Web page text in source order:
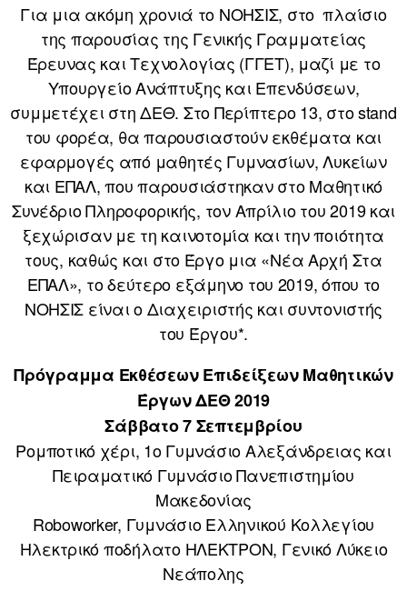
Για μια ακόμη χρονιά το ΝΟΗΣΙΣ, στο πλαίσιο
της παρουσίας της Γενικής Γραμματείας
Έρευνας και Τεχνολογίας (ΓΓΕΤ), μαζί με το
Υπουργείο Ανάπτυξης και Επενδύσεων,
συμμετέχει στη ΔΕΘ. Στο Περίπτερο 13, στο stand
του φορέα, θα παρουσιαστούν εκθέματα και
εφαρμογές από μαθητές Γυμνασίων, Λυκείων
και ΕΠΑΛ, που παρουσιάστηκαν στο Μαθητικό
Συνέδριο Πληροφορικής, τον Απρίλιο του 2019 και
ξεχώρισαν με τη καινοτομία και την ποιότητα
τους, καθώς και στο Έργο μια «Νέα Αρχή Στα
ΕΠΑΛ», το δεύτερο εξάμηνο του 2019, όπου το
ΝΟΗΣΙΣ είναι ο Διαχειριστής και συντονιστής
του Έργου*.
Πρόγραμμα Εκθέσεων Επιδείξεων Μαθητικών
Έργων ΔΕΘ 2019
Σάββατο 7 Σεπτεμβρίου
Ρομποτικό χέρι, 1ο Γυμνάσιο Αλεξάνδρειας και
Πειραματικό Γυμνάσιο Πανεπιστημίου
Μακεδονίας
Roboworker, Γυμνάσιο Ελληνικού Κολλεγίου
Ηλεκτρικό ποδήλατο ΗΛΕΚΤΡΟΝ, Γενικό Λύκειο
Νεάπολης